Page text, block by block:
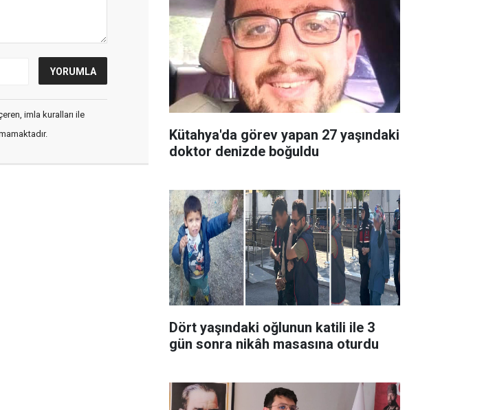
imla kuralları ile
Kütahya'da görev yapan 27 yaşındaki
doktor denizde boğuldu
Dört yaşındaki oğlunun katili ile 3
gün sonra nikâh masasına oturdu